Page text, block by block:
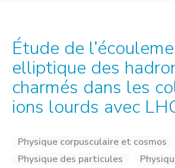
Étude de
elliptique des
charmés dans les
ions lourds avec
Physique corpusculaire et cosmos
Physique des particules